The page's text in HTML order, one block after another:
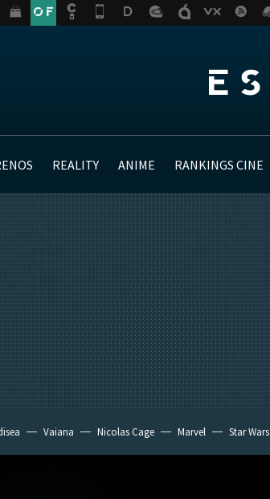
REALITY ANIME RANKINGS CINE
Vaiana Nicolas Cage Marvel Star Wars